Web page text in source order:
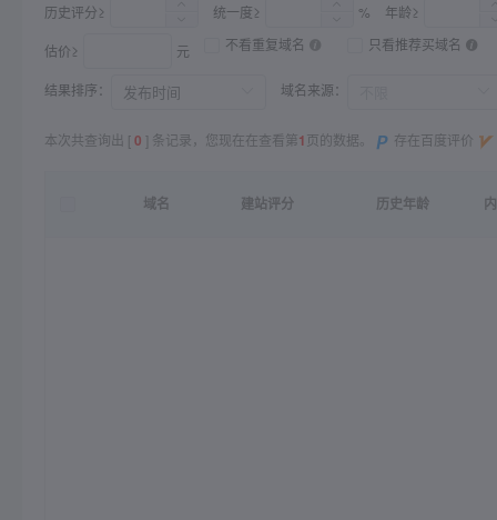
历史评分≥
统一度≥ % 年龄≥
估价≥ 元 不看重复域名 只看推荐买域名
结果排序： 域名来源：
本次共查询出 [0 ] 条记录，您现在在查看第1页的数据。 存在百度评价
域名 建站评分 历史年龄